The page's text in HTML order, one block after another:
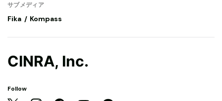
サブメディア
Fika Kompass
CINRA, Inc.
Follow